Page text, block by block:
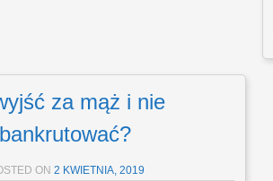
za mąż i nie
ON2 KWIETNIA, 2019